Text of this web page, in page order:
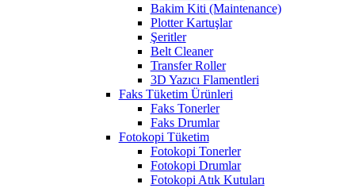
Bakim Kiti (Maintenance)
Plotter Kartuşlar
Şeritler
Belt Cleaner
Transfer Roller
3D Yazıcı Flamentleri
Faks Tüketim Ürünleri
Faks Tonerler
Faks Drumlar
Fotokopi Tüketim
Fotokopi Tonerler
Fotokopi Drumlar
Fotokopi Atık Kutuları